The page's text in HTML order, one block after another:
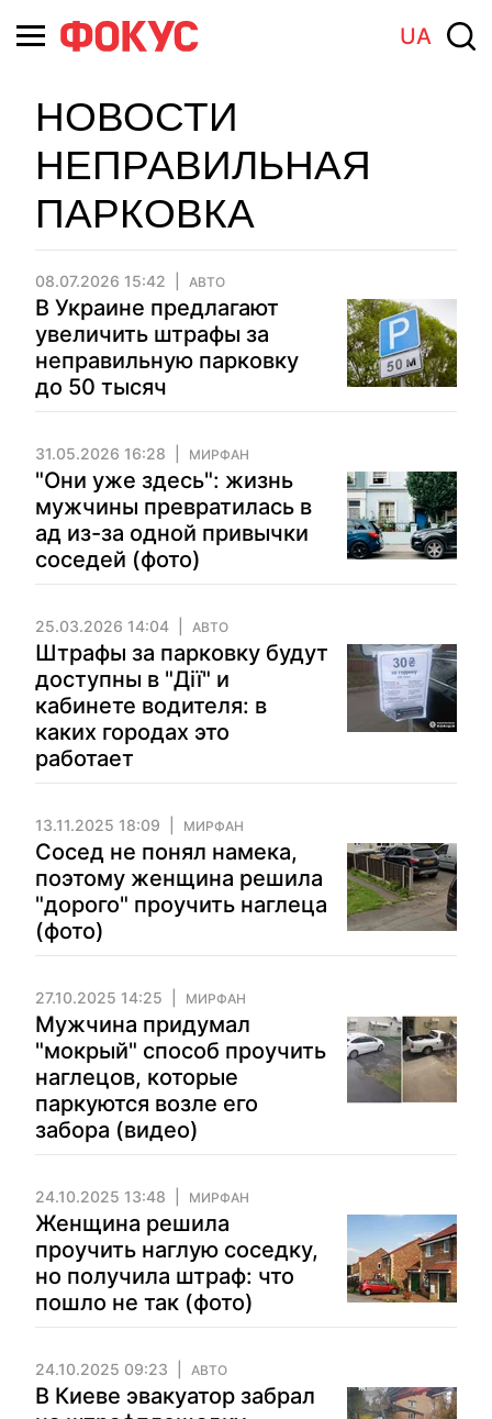
UA
НОВОСТИ
НЕПРАВИЛЬНАЯ
ПАРКОВКА
08.07.2026 15:42 АВТО
В Украине предлагают
увеличить штрафы за
неправильную парковку
до 50 тысяч
31.05.2026 16:28 МИРФАН
"Они уже здесь": жизнь
мужчины превратилась в
ад из-за одной привычки
соседей (фото)
25.03.2026 14:04 АВТО
Штрафы за парковку будут
доступны в "Дії" и
кабинете водителя: в
каких городах это
работает
13.11.2025 18:09 МИРФАН
Сосед не понял намека,
поэтому женщина решила
"дорого" проучить наглеца
(фото)
27.10.2025 14:25 МИРФАН
Мужчина придумал
"мокрый" способ проучить
наглецов, которые
паркуются возле его
забора (видео)
24.10.2025 13:48 МИРФАН
Женщина решила
проучить наглую соседку,
но получила штраф: что
пошло не так (фото)
24.10.2025 09:23 АВТО
В Киеве эвакуатор забрал